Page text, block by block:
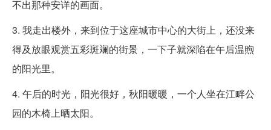
不出那种安详的画面。
3. 我走出楼外，来到位于这座城市中心的大街上，还没来
得及放眼观赏五彩斑斓的街景，一下子就深陷在午后温煦
的阳光里。
4. 午后的时光，阳光很好，秋阳暖暖，一个人坐在江畔公
园的木椅上晒太阳。